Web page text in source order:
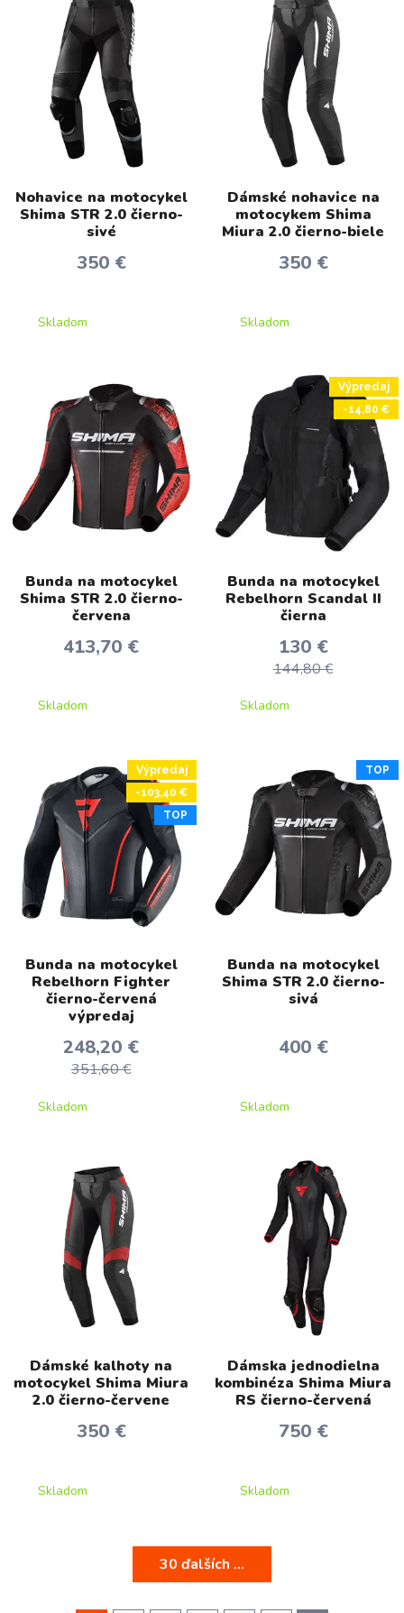
Nohavice na motocykel
Shima STR 2.0 čierno-
sivé
350 €
Skladom
Dámské nohavice na
motocykem Shima
Miura 2.0 čierno-biele
350 €
Skladom
Bunda na motocykel
Shima STR 2.0 čierno-
červena
413,70 €
Skladom
Výpredaj
-14,80 €
Bunda na motocykel
Rebelhorn Scandal II
čierna
130 €
144,80 €
Skladom
Výpredaj
-103,40 €
TOP
Bunda na motocykel
Rebelhorn Fighter
čierno-červená
výpredaj
248,20 €
351,60 €
Skladom
TOP
Bunda na motocykel
Shima STR 2.0 čierno-
sivá
400 €
Skladom
Dámské kalhoty na
motocykel Shima Miura
2.0 čierno-červene
350 €
Skladom
Dámska jednodielna
kombinéza Shima Miura
RS čierno-červená
750 €
Skladom
30 ďalších ...